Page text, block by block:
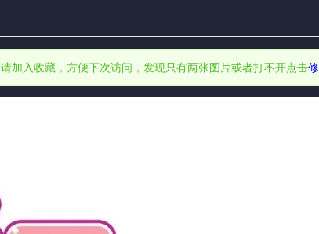
请加入收藏，方便下次访问，发现只有两张图片或者打不开点击